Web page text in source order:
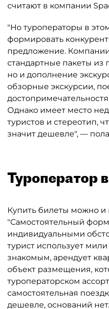
считают в компании
"Но туроператоры в
формировать
предложение.
стандартные пакеты из
но и дополнение
обзорные экскурсии,
Однако имеет место
туристов и стереотип,
значит дешевле", —
Туроператор
Купить билеты можно и
"Самостоятельный
индивидуальными
турист использует
знакомым, арендует
объект размещения,
туроператорском
самостоятельная
дешевле, оснований